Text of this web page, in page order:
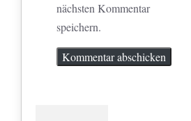
nächsten Kommentar
speichern.